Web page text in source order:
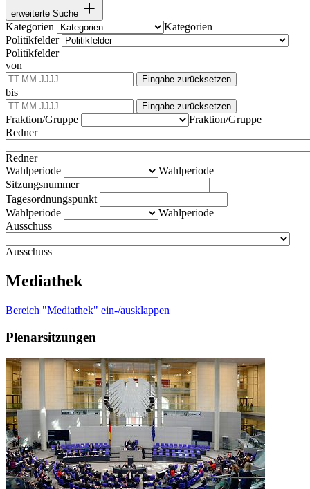
erweiterte Suche
Kategorien
Kategorien
Politikfelder
Politikfelder
von
Eingabe zurücksetzen
bis
Eingabe zurücksetzen
Fraktion/Gruppe
Fraktion/Gruppe
Redner
Redner
Wahlperiode
Wahlperiode
Sitzungsnummer
Tagesordnungspunkt
Wahlperiode
Wahlperiode
Ausschuss
Ausschuss
Mediathek
Bereich "Mediathek" ein-/ausklappen
Plenarsitzungen